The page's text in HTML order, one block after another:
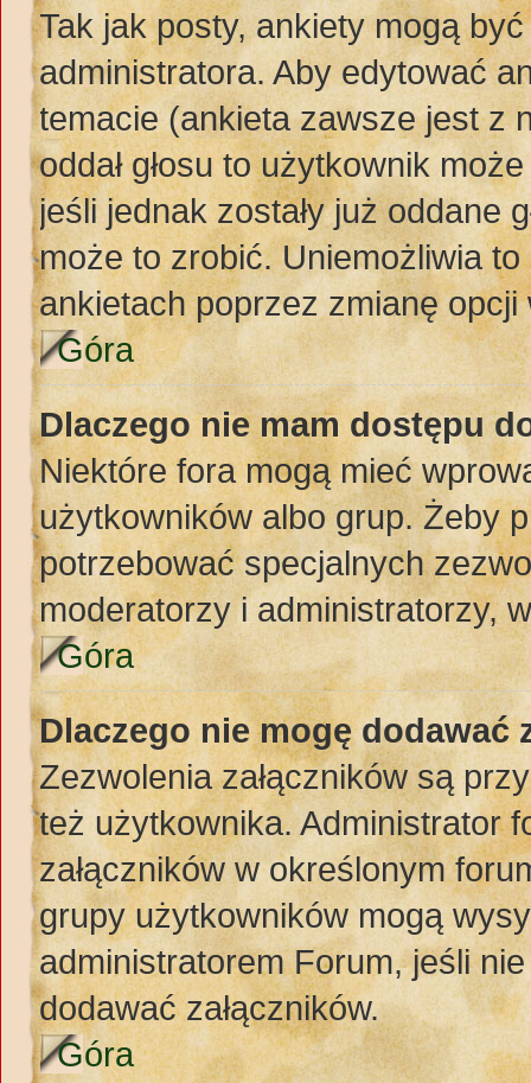
Tak jak posty, ankiety mogą
administratora. Aby edytować
temacie (ankieta zawsze jest z
oddał głosu to użytkownik
jeśli jednak zostały już oddane
może to zrobić. Uniemożliwia
ankietach poprzez zmianę opcji
Góra
Dlaczego nie mam dostępu
Niektóre fora mogą mieć
użytkowników albo grup. Żeby
potrzebować specjalnych
moderatorzy i administratorzy,
Góra
Dlaczego nie mogę dodawać
Zezwolenia załączników są
też użytkownika. Administrator
załączników w określonym
grupy użytkowników mogą
administratorem Forum, jeśli
dodawać załączników.
Góra